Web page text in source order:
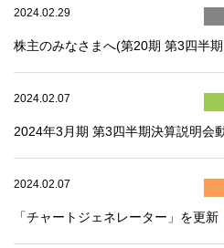
2024.02.29
株主のみなさまへ(第20期 第3四半
2024.02.07
2024年3月期 第3四半期決算説明会
2024.02.07
「チャートジェネレーター」を更新